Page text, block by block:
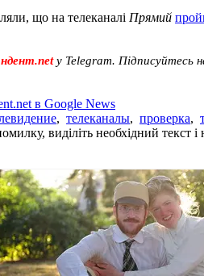
що на телеканалі Прямий
у Telegram. Підписуйтесь
в Google News
, телеканалы, проверка,
виділіть необхідний текст